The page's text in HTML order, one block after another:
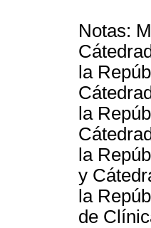
Notas:
la
la
la
y
la
de